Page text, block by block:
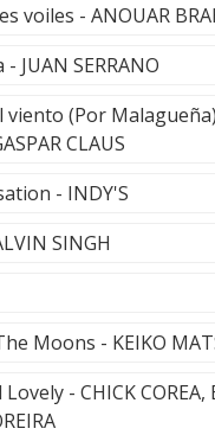
voiles - ANOUAR
JUAN SERRANO
viento (Por
CLAUS
- INDY'S
SINGH
Moons - KEIKO
- CHICK COREA,